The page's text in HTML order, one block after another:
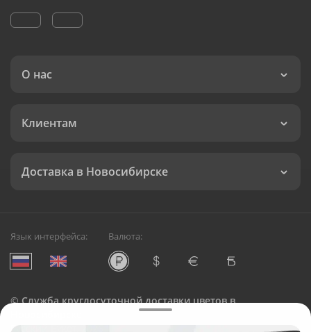
О нас
Клиентам
Доставка в Новосибирске
Язык интерфейса: Валюта:
©Служба круглосуточной доставки цветов в
Русский Букет, 2026